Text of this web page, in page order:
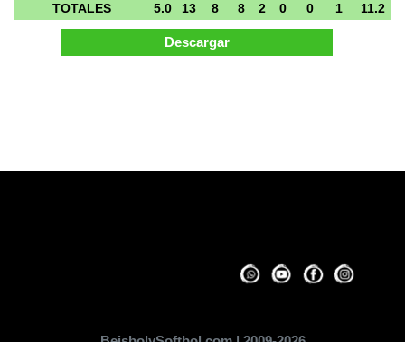
TOTALES
5.0 13 8 8 2 0 0 1 11.2